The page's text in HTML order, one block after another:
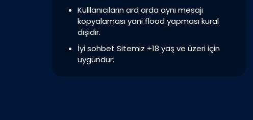
Kulllanıcıların ard arda aynı mesajı
kopyalaması yani flood yapması kural
dışıdır.
İyi sohbet Sitemiz +18 yaş ve üzeri için
uygundur.